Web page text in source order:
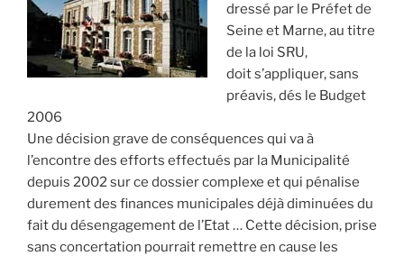
dressé par le Préfet de
Seine et Marne, au titre
de la loi SRU,
doit s’appliquer, sans
préavis, dés le Budget
2006
Une décision grave de conséquences qui va à
l’encontre des efforts effectués par la Municipalité
depuis 2002 sur ce dossier complexe et qui pénalise
durement des finances municipales déjà diminuées du
fait du désengagement de l’Etat … Cette décision, prise
sans concertation pourrait remettre en cause les